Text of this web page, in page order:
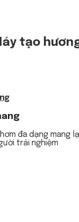
tạo
đa dạng mang
trải nghiệm